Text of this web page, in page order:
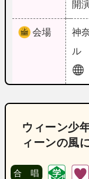
開
会場 神
ル
ウィーン少
ィーンの風
合 唱